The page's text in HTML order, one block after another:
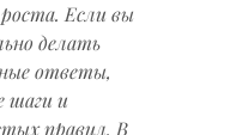
Если вы
делать
ответы,
шаги и
правил. В